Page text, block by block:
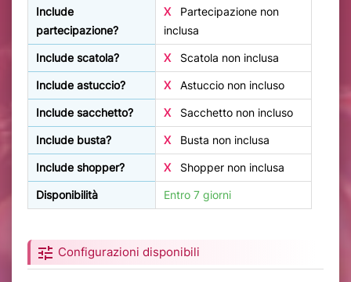
Include
partecipazione?
X
Partecipazione non
inclusa
Include scatola? X Scatola non inclusa
Include astuccio? X Astuccio non incluso
Include sacchetto? X Sacchetto non incluso
Include busta? X Busta non inclusa
Include shopper? X Shopper non inclusa
Disponibilità Entro 7 giorni
tune Configurazioni disponibili